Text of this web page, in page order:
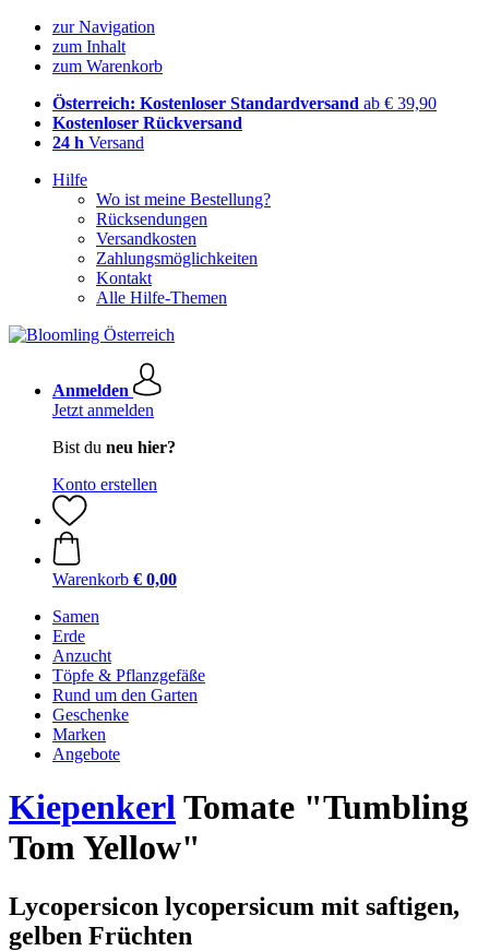
zur Navigation
zum Inhalt
zum Warenkorb
Österreich: Kostenloser Standardversand ab € 39,90
Kostenloser Rückversand
24 h Versand
Hilfe
Wo ist meine Bestellung?
Rücksendungen
Versandkosten
Zahlungsmöglichkeiten
Kontakt
Alle Hilfe-Themen
Anmelden
Jetzt anmelden
Bist du neu hier?
Konto erstellen
Warenkorb € 0,00
Samen
Erde
Anzucht
Töpfe & Pflanzgefäße
Rund um den Garten
Geschenke
Marken
Angebote
KiepenkerlTomate "Tumbling
Tom Yellow"
Lycopersicon lycopersicum mit saftigen,
gelben Früchten